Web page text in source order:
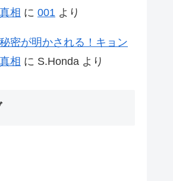
相 に 001 より
密が明かされる！キョン
相 に S.Honda より